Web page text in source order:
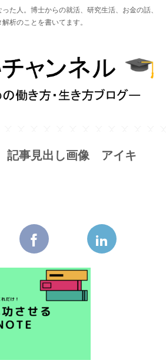
た人。博士からの就活、研究生活、お金の話、
析のことを書いてます。
事見出し画像 アイキ